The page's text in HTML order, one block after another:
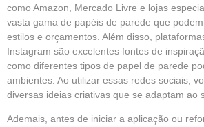
como Amazon, Mercado Livre e lojas
vasta gama de papéis de parede que
estilos e orçamentos. Além disso,
Instagram são excelentes fontes de
como diferentes tipos de papel de parede
ambientes. Ao utilizar essas redes sociais,
diversas ideias criativas que se adaptam ao
Ademais, antes de iniciar a aplicação ou